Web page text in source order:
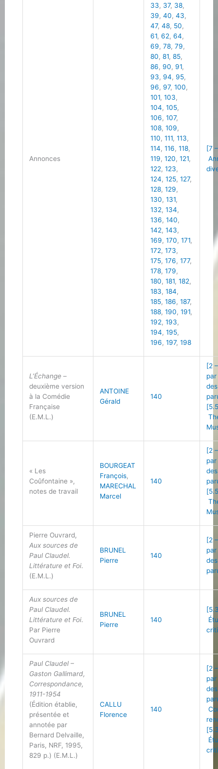
Annonces
33, 37, 38,
39,40,43,
47,48, 50,
61,62,64,
69,78,79,
80,81,85,
86, 90, 91,
93, 94, 95,
96, 97,100,
101,103,
104,105,
106,107,
108,109,
110,111,113,
114,116,118,
119,120,121,
122,123,
124,125,127,
128,129,
130,131,
132,134,
136,140,
142,143,
169,170,171,
172,173,
175,176,177,
178,179,
180,181,182,
183,184,
185,186,187,
188,190,191,
192,193,
194,195,
196,197,198
[7 –
L’Échange –
deuxième version
à la Comédie
Française
(E.M.L.)
ANTOINE
Gérald
140
[2
« Les
Coûfontaine »,
notes de travail
BOURGEAT
François,
MARECHAL
Marcel
140
[2
Pierre Ouvrard,
Aux sources de
Paul Claudel.
Littérature et Foi.
(E.M.L.)
BRUNEL
Pierre
140
[2
Aux sources de
Paul Claudel.
Littérature et Foi.
Par Pierre
Ouvrard
BRUNEL
Pierre
140
Paul Claudel –
Gaston Gallimard,
Correspondance,
1911-1954
(Édition établie,
présentée et
annotée par
Bernard Delvaille,
Paris, NRF, 1995,
829 p.) (E.M.L.)
CALLU
Florence
140
[2